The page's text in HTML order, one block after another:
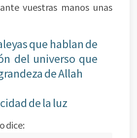
vuestras manos unas
que hablan de
del universo que
de Allah
de la luz
dice: